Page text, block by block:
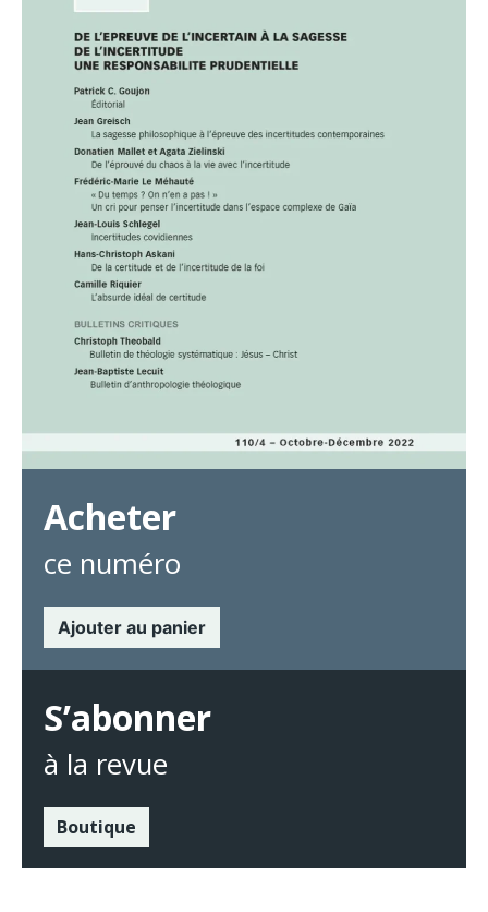
Acheter
ce numéro
Ajouter au panier
S’abonner
à la revue
Boutique